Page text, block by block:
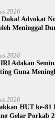
2026
Advokat
Meninggal
2026
Adakan
Guna
2026
HUT ke-81
Gelar Porkab